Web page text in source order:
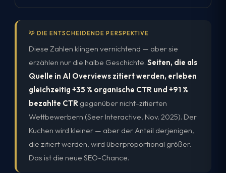
💡 DIE ENTSCHEIDENDE PERSPEKTIVE
Diese Zahlen klingen vernichtend — aber sie
erzählen nur die halbe Geschichte.Seiten, die als
Quelle in AI Overviews zitiert werden, erleben
gleichzeitig +35 % organische CTR und +91 %
bezahlte CTR gegenüber nicht-zitierten
Wettbewerbern (Seer Interactive, Nov. 2025). Der
Kuchen wird kleiner — aber der Anteil derjenigen,
die zitiert werden, wird überproportional größer.
Das ist die neue SEO-Chance.